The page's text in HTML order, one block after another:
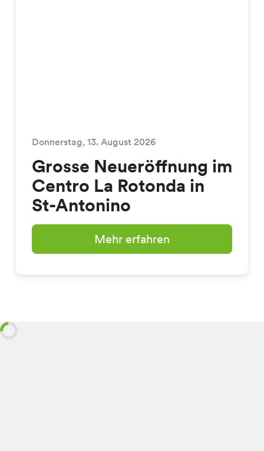
Donnerstag, 13. August 2026
Grosse Neueröffnung im
Centro La Rotonda in
St-Antonino
Mehr erfahren